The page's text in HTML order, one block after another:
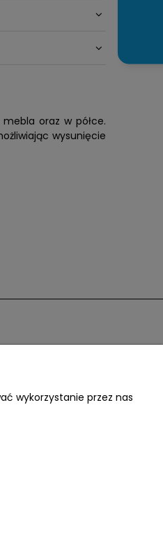
oraz w półce.
wysunięcie
wykorzystanie przez nas